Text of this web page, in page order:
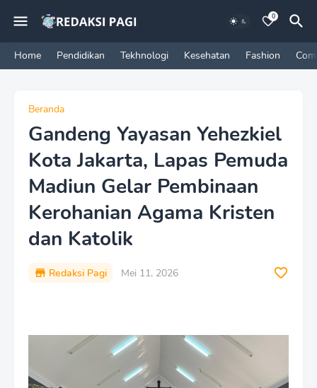
0
Home Pendidikan Tekhnologi Kesehatan Fashion
Beranda
Gandeng Yayasan Yehezkiel
Kota Jakarta, Lapas Pemuda
Madiun Gelar Pembinaan
Kerohanian Agama Kristen
dan Katolik
Redaksi Pagi Mei 11, 2026
B